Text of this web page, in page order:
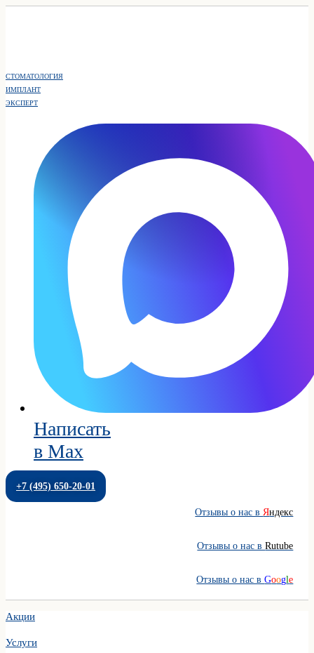
СТОМАТОЛОГИЯ
ИМПЛАНТ
ЭКСПЕРТ
Написать
в Max
+7 (495) 650-20-01
Отзывы о нас вЯндекс
Отзывы о нас вRutube
Отзывы о нас вGoogle
Акции
Услуги